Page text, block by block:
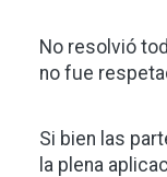
No resolvió
no fue
Si bien las
la plena